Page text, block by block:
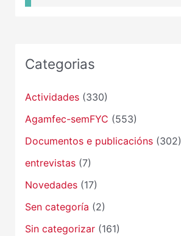
Categorias
Actividades(330)
Agamfec-semFYC (553)
Documentos e publicacións(302)
entrevistas(7)
Novedades(17)
Sen categoría (2)
Sin categorizar(161)